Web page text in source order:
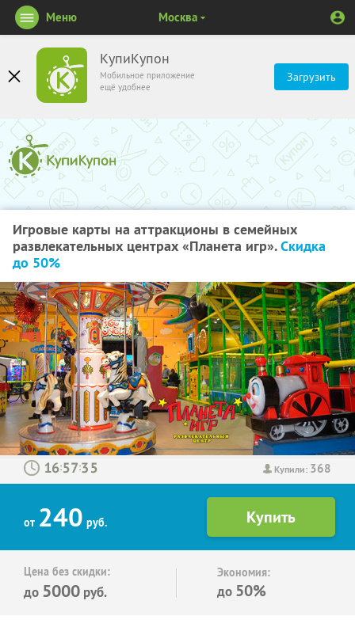
КупиКупон
Мобильное приложение
ещё удобнее
Загрузить
Меню Москва
Игровые карты на аттракционы в семейных
развлекательных центрах «Планета игр».Скидка
до 50%
Купили: 368
: :
от 240 руб.
Цена без скидки:
до 5000 руб.
Экономия:
до 50%